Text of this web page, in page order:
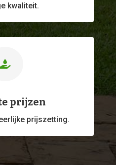
kwaliteit.

prijzen
prijszetting.